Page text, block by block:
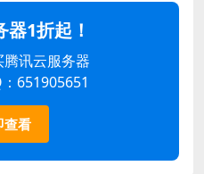
1折起！
讯云服务器
651905651
查看